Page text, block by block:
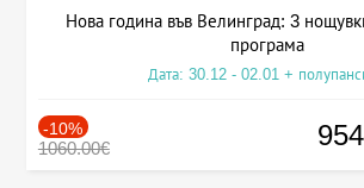
Нова година във Велинград: 3
програма
Дата: 30.12 - 02.01 +
-10%
1060.00€ 954